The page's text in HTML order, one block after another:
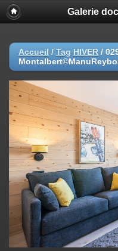
Galerie
Accueil / Tag HIVER /